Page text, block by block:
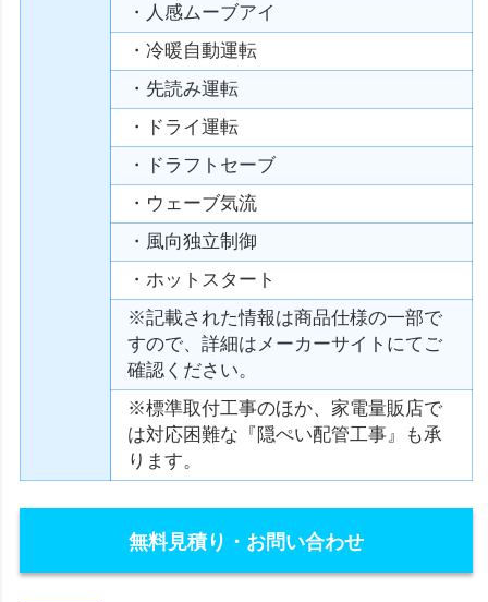
・人感ムーブアイ
・冷暖自動運転
・先読み運転
・ドライ運転
・ドラフトセーブ
・ウェーブ気流
・風向独立制御
・ホットスタート
※記載された情報は商品仕様の一部で
すので、詳細はメーカーサイトにてご
確認ください。
※標準取付工事のほか、家電量販店で
は対応困難な『隠ぺい配管工事』も承
ります。
無料見積り・お問い合わせ